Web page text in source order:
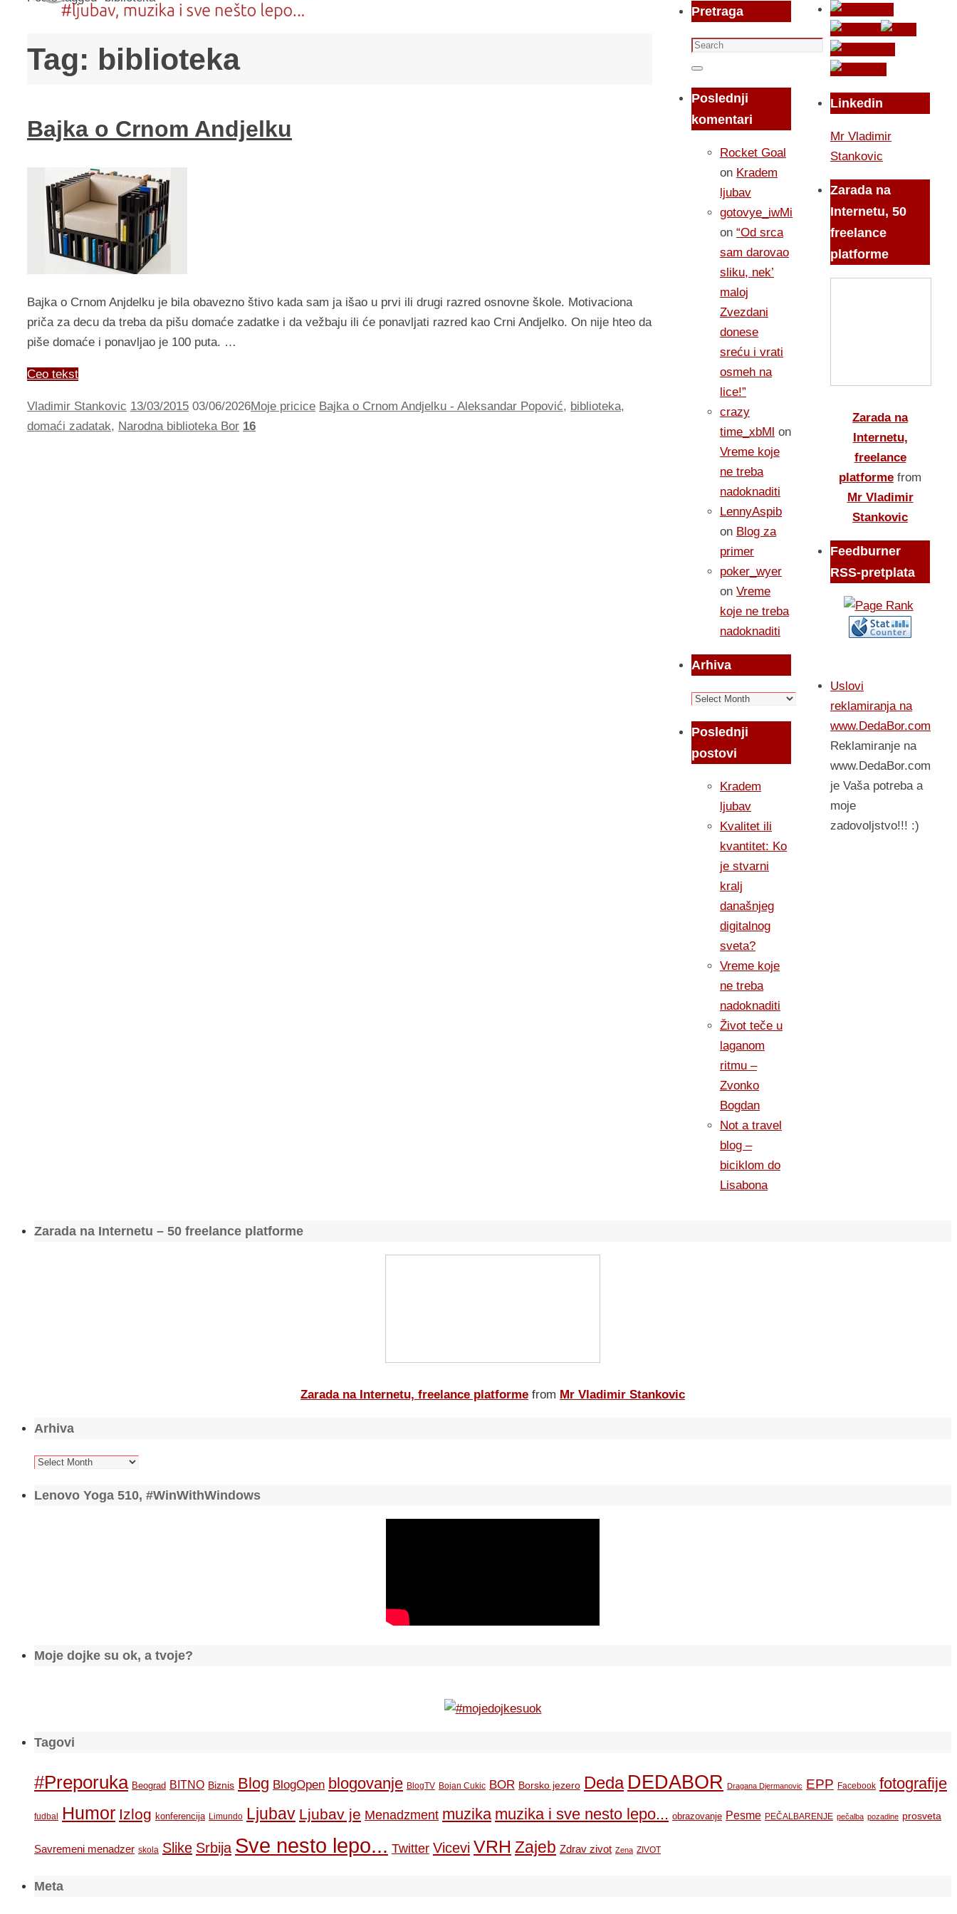
Tag: biblioteka
Bajka o Crnom Andjelku
Bajka o Crnom Anjdelku je bila obavezno štivo kada sam ja išao u prvi ili drugi razred osnovne škole. Motivaciona
priča za decu da treba da pišu domaće zadatke i da vežbaju ili će ponavljati razred kao Crni Andjelko. On nije hteo da
piše domaće i ponavljao je 100 puta. …
Ceo tekst
Vladimir Stankovic 13/03/2015 03/06/2026Moje pricice Bajka o Crnom Andjelku - Aleksandar Popović, biblioteka,
domaći zadatak, Narodna biblioteka Bor 16
Pretraga
Search
for:
Search
Poslednji
komentari
Rocket Goal
on Kradem
ljubav
gotovye_iwMi
on “Od srca
sam darovao
sliku, nek’
maloj
Zvezdani
donese
sreću i vrati
osmeh na
lice!”
crazy
time_xbMl on
Vreme koje
ne treba
nadoknaditi
LennyAspib
on Blog za
primer
poker_wyer
on Vreme
koje ne treba
nadoknaditi
Arhiva
Arhiva
Poslednji
postovi
Kradem
ljubav
Kvalitet ili
kvantitet: Ko
je stvarni
kralj
današnjeg
digitalnog
sveta?
Vreme koje
ne treba
nadoknaditi
Život teče u
laganom
ritmu –
Zvonko
Bogdan
Not a travel
blog –
biciklom do
Lisabona
Linkedin
Mr Vladimir
Stankovic
Zarada na
Internetu, 50
freelance
platforme
Zarada na
Internetu,
freelance
platforme from
Mr Vladimir
Stankovic
Feedburner
RSS-pretplata
Uslovi
reklamiranja na
www.DedaBor.com
Reklamiranje na
www.DedaBor.com
je Vaša potreba a
moje
zadovoljstvo!!! :)
Zarada na Internetu – 50 freelance platforme
Zarada na Internetu, freelance platforme from Mr Vladimir Stankovic
Arhiva
Arhiva
Lenovo Yoga 510, #WinWithWindows
Moje dojke su ok, a tvoje?
Tagovi
#Preporuka Beograd BITNO Biznis Blog BlogOpen blogovanje BlogTV Bojan Cukic BOR Borsko jezero Deda DEDABOR Dragana Djermanovic EPP Facebook fotografije
fudbal Humor Izlog konferencija Limundo Ljubav Ljubav je Menadzment muzika muzika i sve nesto lepo... obrazovanje Pesme PEČALBARENJE pečalba pozadine prosveta
Savremeni menadzer skola Slike Srbija Sve nesto lepo... Twitter Vicevi VRH Zajeb Zdrav zivot Zena ZIVOT
Meta